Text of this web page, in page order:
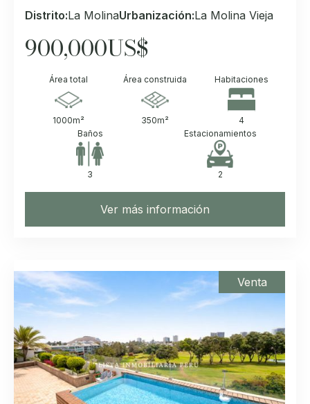
Distrito:La MolinaUrbanización:La Molina Vieja
900,000US$
Área total
1000m²
Área construida
350m²
Habitaciones
4
Baños
3
Estacionamientos
2
Ver más información
Venta